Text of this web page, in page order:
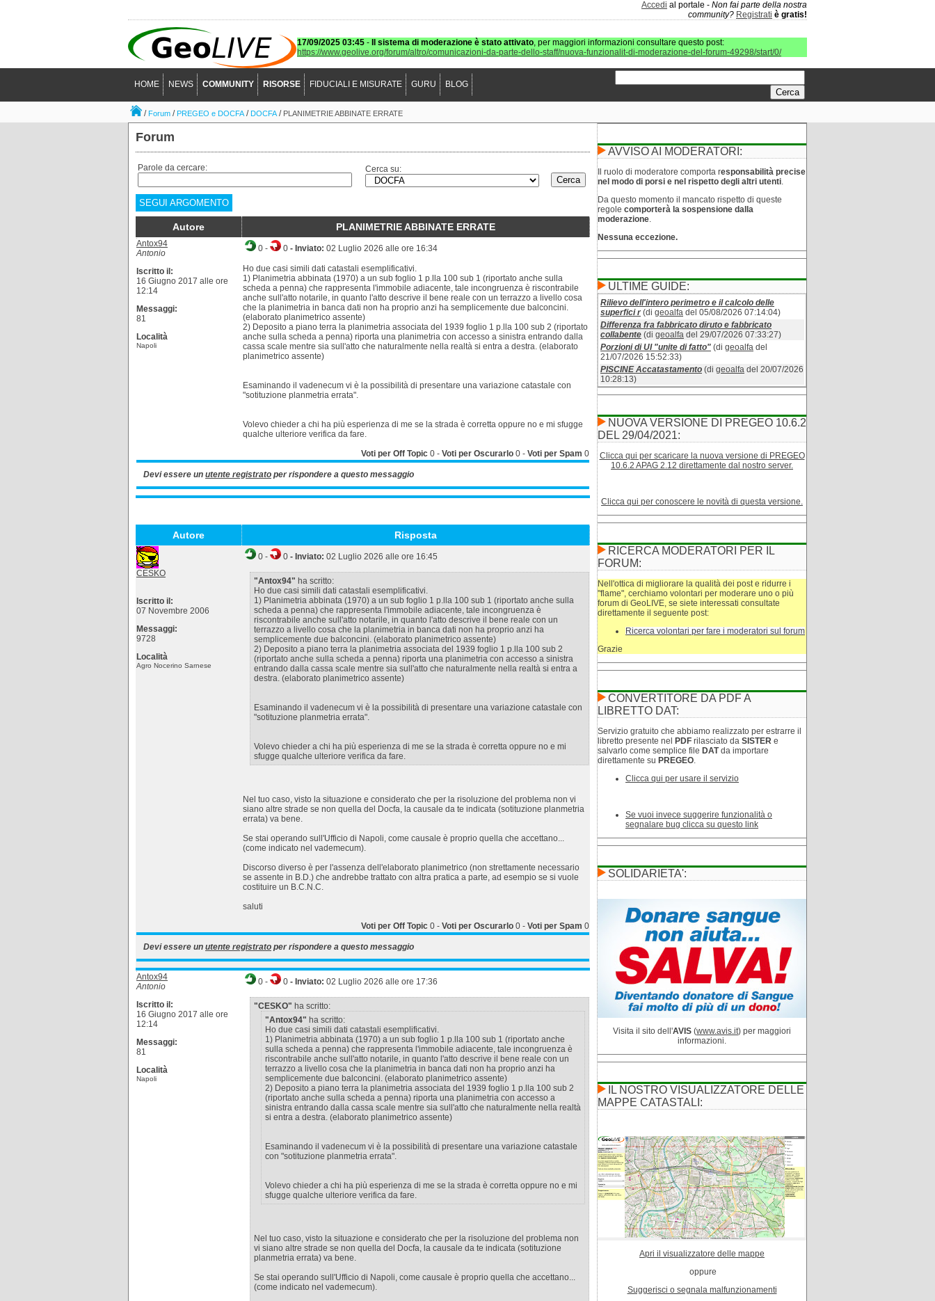
Accedi al portale - Non fai parte della nostra
community? Registrati è gratis!
17/09/2025 03:45 - Il sistema di moderazione è stato attivato, per maggiori informazioni consultare questo post:
https://www.geolive.org/forum/altro/comunicazioni-da-parte-dello-staff/nuova-funzionalit-di-moderazione-del-forum-49298/start/0/
HOME NEWS COMMUNITY RISORSE FIDUCIALI E MISURATE GURU BLOG
/Forum /PREGEO e DOCFA/DOCFA/ PLANIMETRIE ABBINATE ERRATE
Forum
Parole da cercare: Cerca su:
SEGUI ARGOMENTO
Autore PLANIMETRIE ABBINATE ERRATE
Antox94
Antonio
Iscritto il:
16 Giugno 2017 alle ore
12:14
Messaggi:
81
Località
Napoli
0 - 0 - Inviato: 02 Luglio 2026 alle ore 16:34
Ho due casi simili dati catastali esemplificativi.
1) Planimetria abbinata (1970) a un sub foglio 1 p.lla 100 sub 1 (riportato anche sulla
scheda a penna) che rappresenta l'immobile adiacente, tale incongruenza è riscontrabile
anche sull'atto notarile, in quanto l'atto descrive il bene reale con un terrazzo a livello cosa
che la planimetria in banca dati non ha proprio anzi ha semplicemente due balconcini.
(elaborato planimetrico assente)
2) Deposito a piano terra la planimetria associata del 1939 foglio 1 p.lla 100 sub 2 (riportato
anche sulla scheda a penna) riporta una planimetria con accesso a sinistra entrando dalla
cassa scale mentre sia sull'atto che naturalmente nella realtà si entra a destra. (elaborato
planimetrico assente)
Esaminando il vadenecum vi è la possibilità di presentare una variazione catastale con
"sotituzione planmetria errata".
Volevo chieder a chi ha più esperienza di me se la strada è corretta oppure no e mi sfugge
qualche ulteriore verifica da fare.
Voti per Off Topic 0 - Voti per Oscurarlo 0 - Voti per Spam 0
Devi essere un utente registrato per rispondere a questo messaggio
Autore Risposta
CESKO
Iscritto il:
07 Novembre 2006
Messaggi:
9728
Località
Agro Nocerino Sarnese
0 - 0 - Inviato: 02 Luglio 2026 alle ore 16:45
"Antox94" ha scritto:
Ho due casi simili dati catastali esemplificativi.
1) Planimetria abbinata (1970) a un sub foglio 1 p.lla 100 sub 1 (riportato anche sulla
scheda a penna) che rappresenta l'immobile adiacente, tale incongruenza è
riscontrabile anche sull'atto notarile, in quanto l'atto descrive il bene reale con un
terrazzo a livello cosa che la planimetria in banca dati non ha proprio anzi ha
semplicemente due balconcini. (elaborato planimetrico assente)
2) Deposito a piano terra la planimetria associata del 1939 foglio 1 p.lla 100 sub 2
(riportato anche sulla scheda a penna) riporta una planimetria con accesso a sinistra
entrando dalla cassa scale mentre sia sull'atto che naturalmente nella realtà si entra a
destra. (elaborato planimetrico assente)
Esaminando il vadenecum vi è la possibilità di presentare una variazione catastale con
"sotituzione planmetria errata".
Volevo chieder a chi ha più esperienza di me se la strada è corretta oppure no e mi
sfugge qualche ulteriore verifica da fare.
Nel tuo caso, visto la situazione e considerato che per la risoluzione del problema non vi
siano altre strade se non quella del Docfa, la causale da te indicata (sotituzione planmetria
errata) va bene.
Se stai operando sull'Ufficio di Napoli, come causale è proprio quella che accettano...
(come indicato nel vademecum).
Discorso diverso è per l'assenza dell'elaborato planimetrico (non strettamente necessario
se assente in B.D.) che andrebbe trattato con altra pratica a parte, ad esempio se si vuole
costituire un B.C.N.C.
saluti
Voti per Off Topic 0 - Voti per Oscurarlo 0 - Voti per Spam 0
Devi essere un utente registrato per rispondere a questo messaggio
Antox94
Antonio
Iscritto il:
16 Giugno 2017 alle ore
12:14
Messaggi:
81
Località
Napoli
0 - 0 - Inviato: 02 Luglio 2026 alle ore 17:36
"CESKO" ha scritto:
"Antox94" ha scritto:
Ho due casi simili dati catastali esemplificativi.
1) Planimetria abbinata (1970) a un sub foglio 1 p.lla 100 sub 1 (riportato anche
sulla scheda a penna) che rappresenta l'immobile adiacente, tale incongruenza è
riscontrabile anche sull'atto notarile, in quanto l'atto descrive il bene reale con un
terrazzo a livello cosa che la planimetria in banca dati non ha proprio anzi ha
semplicemente due balconcini. (elaborato planimetrico assente)
2) Deposito a piano terra la planimetria associata del 1939 foglio 1 p.lla 100 sub 2
(riportato anche sulla scheda a penna) riporta una planimetria con accesso a
sinistra entrando dalla cassa scale mentre sia sull'atto che naturalmente nella realtà
si entra a destra. (elaborato planimetrico assente)
Esaminando il vadenecum vi è la possibilità di presentare una variazione catastale
con "sotituzione planmetria errata".
Volevo chieder a chi ha più esperienza di me se la strada è corretta oppure no e mi
sfugge qualche ulteriore verifica da fare.
Nel tuo caso, visto la situazione e considerato che per la risoluzione del problema non
vi siano altre strade se non quella del Docfa, la causale da te indicata (sotituzione
planmetria errata) va bene.
Se stai operando sull'Ufficio di Napoli, come causale è proprio quella che accettano...
(come indicato nel vademecum).
AVVISO AI MODERATORI:
Il ruolo di moderatore comporta responsabilità precise
nel modo di porsi e nel rispetto degli altri utenti.
Da questo momento il mancato rispetto di queste
regole comporterà la sospensione dalla
moderazione.
Nessuna eccezione.
ULTIME GUIDE:
Rilievo dell'intero perimetro e il calcolo delle
superfici r (di geoalfa del 05/08/2026 07:14:04)
Differenza fra fabbricato diruto e fabbricato
collabente (di geoalfa del 29/07/2026 07:33:27)
Porzioni di UI "unite di fatto" (di geoalfa del
21/07/2026 15:52:33)
PISCINE Accatastamento (di geoalfa del 20/07/2026
10:28:13)
NUOVA VERSIONE DI PREGEO 10.6.2
DEL 29/04/2021:
Clicca qui per scaricare la nuova versione di PREGEO
10.6.2 APAG 2.12 direttamente dal nostro server.
Clicca qui per conoscere le novità di questa versione.
RICERCA MODERATORI PER IL
FORUM:
Nell'ottica di migliorare la qualità dei post e ridurre i
"flame", cerchiamo volontari per moderare uno o più
forum di GeoLIVE, se siete interessati consultate
direttamente il seguente post:
Ricerca volontari per fare i moderatori sul forum
Grazie
CONVERTITORE DA PDF A
LIBRETTO DAT:
Servizio gratuito che abbiamo realizzato per estrarre il
libretto presente nel
PDF rilasciato da SISTER e
salvarlo come semplice file DATda importare
direttamente su PREGEO.
Clicca qui per usare il servizio
Se vuoi invece suggerire funzionalità o
segnalare bug clicca su questo link
SOLIDARIETA':
Visita il sito dell'AVIS (www.avis.it) per maggiori
informazioni.
IL NOSTRO VISUALIZZATORE DELLE
MAPPE CATASTALI:
Apri il visualizzatore delle mappe
oppure
Suggerisci o segnala malfunzionamenti